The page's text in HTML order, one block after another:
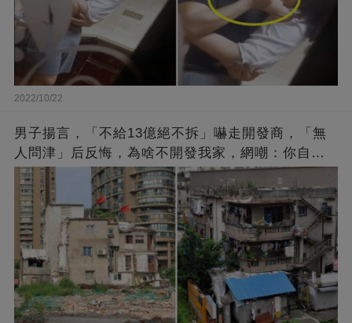
2022/10/22
男子揚言，「不給13億絕不拆」嚇走開發商，「無
人問津」后反悔，為啥不開發我家，網嘲：你自己
找的